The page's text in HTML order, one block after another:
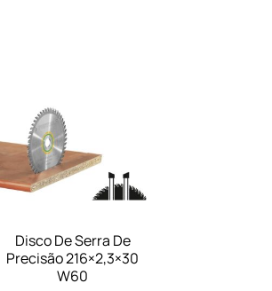
Disco De Serra De
Precisão 216×2,3×30
W60